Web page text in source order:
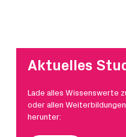
Aktuelles
Lade alles Wissenswerte
oder allen
herunter: